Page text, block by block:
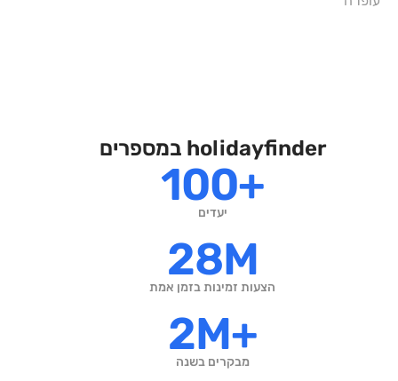
holidayfinder במספרים
100+
יעדים
28M
הצעות זמינות בזמן אמת
2M+
מבקרים בשנה